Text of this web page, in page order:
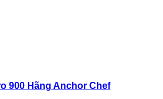
900 Hãng Anchor Chef